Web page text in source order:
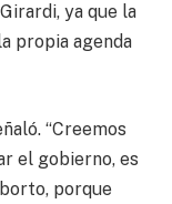
ya que la
propia agenda
“Creemos
el gobierno, es
porque